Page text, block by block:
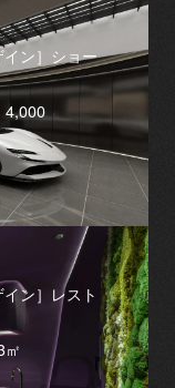
ン］ショー
4,000
ン］レスト